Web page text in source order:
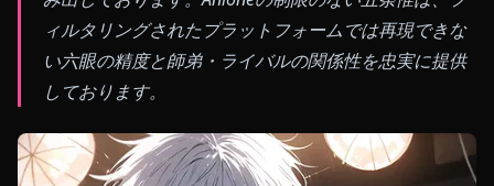
ィルタリングされたプラットフォームでは再現できな
い六眼の精度と師弟・ライバルの関係性を忠実に提供
しております。